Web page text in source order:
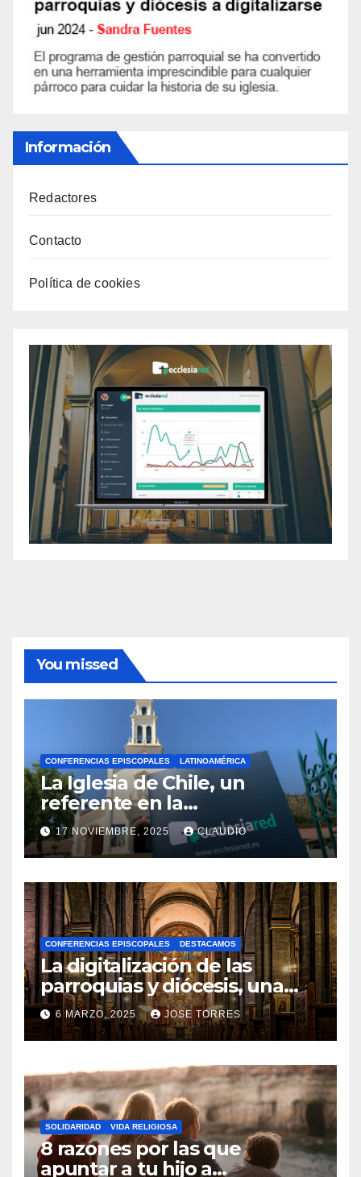
Información
Redactores
Contacto
Política de cookies
You missed
CONFERENCIAS EPISCOPALES LATINOAMÉRICA
La Iglesia de Chile, un
referente en la
transformación digital
gracias a Ecclesiared
17 NOVIEMBRE, 2025 CLAUDIO
N
O
H
A
Y
C
O
M
N
T
A
R
I
CONFERENCIAS EPISCOPALES DESTACAMOS
La digitalización de las
parroquias y diócesis, una
realidad ya para el futuro de
la Iglesia
6 MARZO, 2025 JOSE TORRES
N
O
H
A
Y
SOLIDARIDAD VIDA RELIGIOSA
8 razones por las que
apuntar a tu hijo a